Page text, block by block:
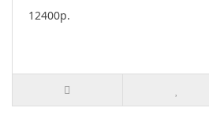
12400р.